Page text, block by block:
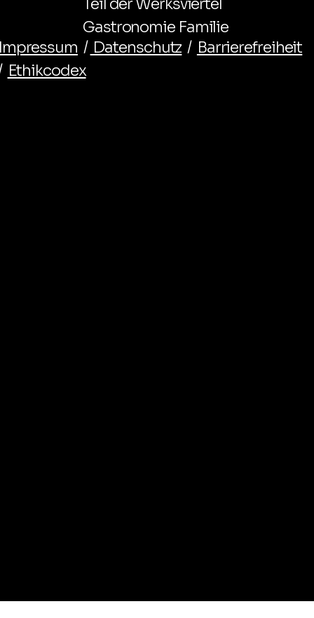
Teil der Werksviertel
Gastronomie Familie
/ Datenschutz / Barrierefreiheit
Ethikcodex